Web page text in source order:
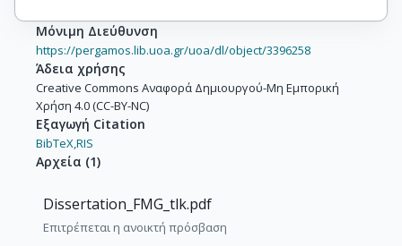
Μόνιμη Διεύθυνση
https://pergamos.lib.uoa.gr/uoa/dl/object/3396258
Άδεια χρήσης
Creative Commons Αναφορά Δημιουργού-Μη Εμπορική
Χρήση 4.0 (CC-BY-NC)
Εξαγωγή Citation
BibTeX,RIS
Αρχεία (1)
Dissertation_FMG_tlk.pdf
Επιτρέπεται η ανοικτή πρόσβαση